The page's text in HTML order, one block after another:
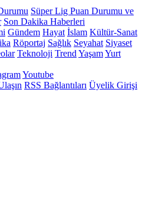
Süper Lig Puan Durumu ve
Son Dakika Haberleri
Gündem Hayat İslam Kültür-Sanat
Röportaj Sağlık Seyahat Siyaset
Teknoloji Trend YaşamYurt
Youtube
RSS Bağlantıları Üyelik Girişi